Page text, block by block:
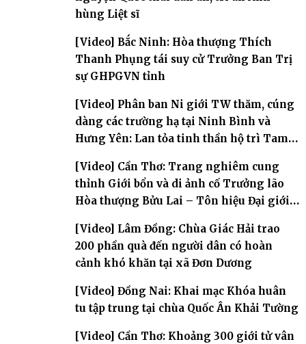
hùng Liệt sĩ
[Video] Bắc Ninh: Hòa thượng Thích
Thanh Phụng tái suy cử Trưởng Ban Trị
sự GHPGVN tỉnh
[Video] Phân ban Ni giới TW thăm, cúng
dàng các trường hạ tại Ninh Bình và
Hưng Yên: Lan tỏa tinh thần hộ trì Tam
[Video] Cần Thơ: Trang nghiêm cung
thỉnh Giới bổn và di ảnh cố Trưởng lão
Hòa thượng Bửu Lai – Tôn hiệu Đại giới
[Video] Lâm Đồng: Chùa Giác Hải trao
200 phần quà đến người dân có hoàn
cảnh khó khăn tại xã Đơn Dương
[Video] Đồng Nai: Khai mạc Khóa huân
tu tập trung tại chùa Quốc Ân Khải Tường
[Video] Cần Thơ: Khoảng 300 giới tử vân